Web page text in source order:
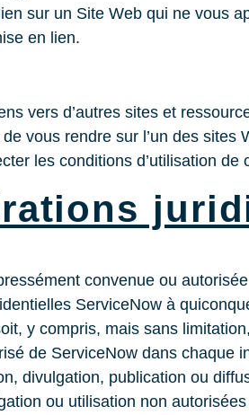
sur un Site Web qui ne vous
en lien.
vers d’autres sites et
vous rendre sur l’un des
les conditions d’utilisation de
convenue ou
ServiceNow à
y compris, mais sans
de ServiceNow dans
divulgation, publication ou
ou utilisation non